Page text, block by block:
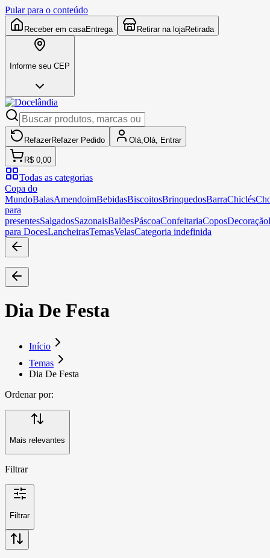
Pular para o conteúdo
Receber em casaEntrega Retirar na lojaRetirada
Informe seu CEP
RefazerRefazer Pedido Olá, Olá, Entrar
R$ 0,00
Todas as categorias
Copa do
MundoBalasAmendoimBebidasBiscoitosBrinquedosBarraChiclés
para
presentesSalgadosSazonaisBalõesPáscoaConfeitariaCoposDecoração
para DocesLancheirasTemasVelasCategoria indefinida
Dia De Festa
Início
Temas
Dia De Festa
Ordenar por:
Mais relevantes
Filtrar
Filtrar